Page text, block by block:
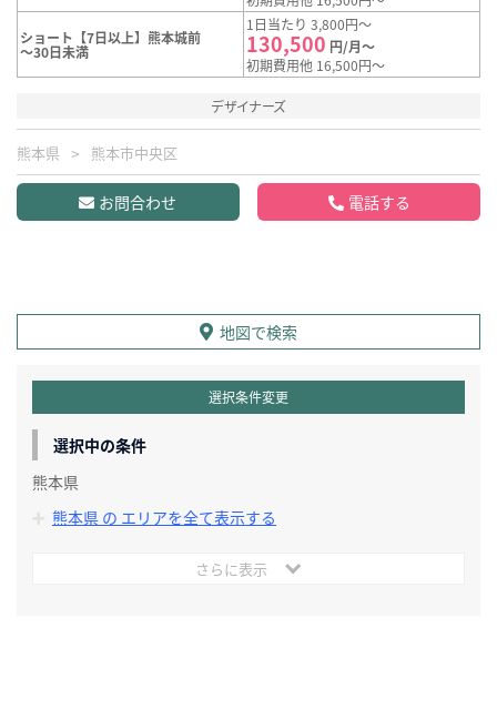
ショート【7日以上】熊本城前
～30日未満
1日当たり 3,800円～
130,500 円/月～
初期費用他 16,500円～
デザイナーズ
熊本県 熊本市中央区
お問合わせ 電話する
地図で検索
選択条件変更
選択中の条件
熊本県
熊本県 の エリアを全て表示する
さらに表示